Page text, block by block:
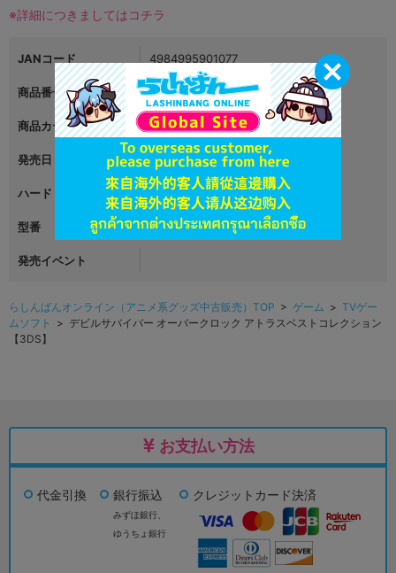
※詳細につきましてはコチラ
JANコード 4984995901077
商品番号 L00948379
商品カテゴリ ゲーム
発売日 2015年12月03日
ハード ニンテンドー3DS
型番 CTR-2-ADVJ
発売イベント
らしんばんオンライン（アニメ系グッズ中古販売）TOP > ゲーム > TVゲー
ムソフト
> デビルサバイバー オーバークロック アトラスベストコレクション
【3DS】
お支払い方法
代金引換 銀行振込
みずほ銀行、
ゆうちょ銀行
クレジットカード決済